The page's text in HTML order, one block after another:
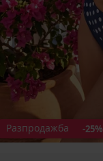
Разпродажба -25%